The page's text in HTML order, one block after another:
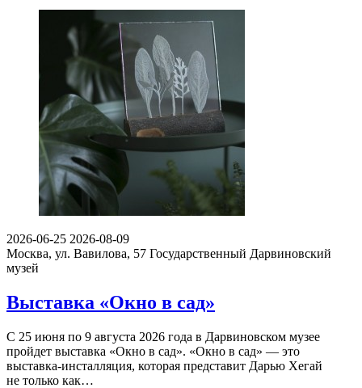
2026-06-25 2026-08-09
Москва, ул. Вавилова, 57 Государственный Дарвиновский
музей
Выставка «Окно в сад»
С 25 июня по 9 августа 2026 года в Дарвиновском музее
пройдет выставка «Окно в сад». «Окно в сад» — это
выставка-инсталляция, которая представит Дарью Хегай
не только как…